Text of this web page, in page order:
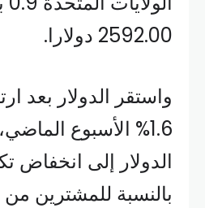
2592.00 دولارا.
واستقر الدولار بعد
1.6% الأسبوع
الدولار إلى انخفاض
بالنسبة للمشترين